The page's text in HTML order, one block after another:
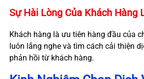
Sự Hài Lòng Của Khách Hàng
Khách hàng là ưu tiên hàng đầu của
luôn lắng nghe và tìm cách cải thiện
phản hồi từ khách hàng.